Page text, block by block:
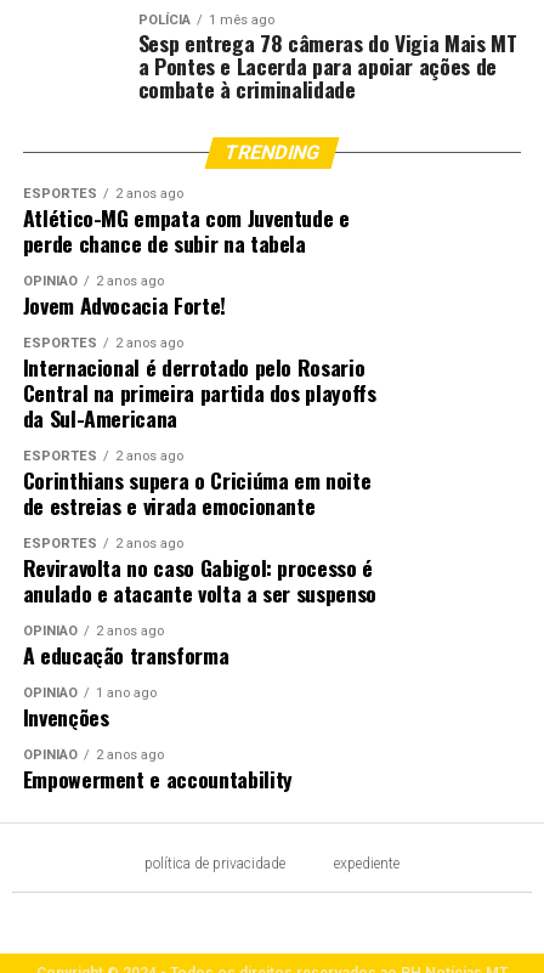
POLÍCIA 1 mês ago
Sesp entrega 78 câmeras do Vigia Mais MT
a Pontes e Lacerda para apoiar ações de
combate à criminalidade
TRENDING
ESPORTES 2 anos ago
Atlético-MG empata com Juventude e
perde chance de subir na tabela
OPINIÃO 2 anos ago
Jovem Advocacia Forte!
ESPORTES 2 anos ago
Internacional é derrotado pelo Rosario
Central na primeira partida dos playoffs
da Sul-Americana
ESPORTES 2 anos ago
Corinthians supera o Criciúma em noite
de estreias e virada emocionante
ESPORTES 2 anos ago
Reviravolta no caso Gabigol: processo é
anulado e atacante volta a ser suspenso
OPINIÃO 2 anos ago
A educação transforma
OPINIÃO 1 ano ago
Invenções
OPINIÃO 2 anos ago
Empowerment e accountability
política de privacidade expediente